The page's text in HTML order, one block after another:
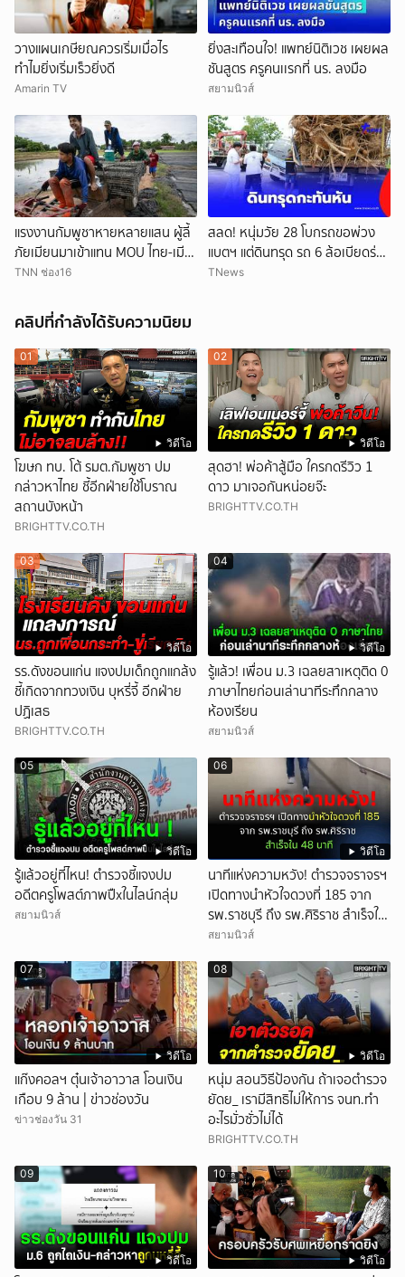
วางแผนเกษียณควรเริ่มเมื่อไร
ทำไมยิ่งเริ่มเร็วยิ่งดี
Amarin TV
ยิ่งสะเทือนใจ! แพทย์นิติเวช เผยผล
ชันสูตร ครูคนเเรกที่ นร. ลงมือ
สยามนิวส์
แรงงานกัมพูชาหายหลายแสน ผู้ลี้
ภัยเมียนมาเข้าแทน MOU ไทย-เมีย
นมาจะเปิดทางแค่ไหน
TNN ช่อง16
สลด! หนุ่มวัย 28 โบกรถขอพ่วง
แบตฯ แต่ดินทรุด รถ 6 ล้อเบียดร่าง
ดับ
TNews
คลิปที่กำลังได้รับความนิยม
วิดีโอ
01
โฆษก ทบ. โต้ รมต.กัมพูชา ปม
กล่าวหาไทย ชี้อีกฝ่ายใช้โบราณ
สถานบังหน้า
BRIGHTTV.CO.TH
วิดีโอ
02
สุดฮา! พ่อค้าสู้มือ ใครกดรีวิว 1
ดาว มาเจอกันหน่อยจ๊ะ
BRIGHTTV.CO.TH
วิดีโอ
03
รร.ดังขอนแก่น แจงปมเด็กถูกแกล้ง
ชี้เกิดจากทวงเงิน บุหรี่จี้ อีกฝ่าย
ปฏิเสธ
BRIGHTTV.CO.TH
วิดีโอ
04
รู้แล้ว! เพื่อน ม.3 เฉลยสาเหตุติด 0
ภาษาไทยก่อนเล่านาทีระทึกกลาง
ห้องเรียน
สยามนิวส์
วิดีโอ
05
รู้แล้วอยู่ที่ไหน! ตำรวจชี้แจงปม
อดีตครูโพสต์ภาพปืxในไลน์กลุ่ม
สยามนิวส์
วิดีโอ
06
นาทีแห่งความหวัง! ตำรวจจราจรฯ
เปิดทางนำหัวใจดวงที่ 185 จาก
รพ.ราชบุรี ถึง รพ.ศิริราช สำเร็จใน
48 นาที
สยามนิวส์
วิดีโอ
07
แก๊งคอลฯ ตุ๋นเจ้าอาวาส โอนเงิน
เกือบ 9 ล้าน | ข่าวช่องวัน
ข่าวช่องวัน 31
วิดีโอ
08
หนุ่ม สอนวิธีป้องกัน ถ้าเจอตำรวจ
ยัดย_ เรามีสิทธิไม่ให้การ จนท.ทำ
อะไรมั่วซั่วไม่ได้
BRIGHTTV.CO.TH
วิดีโอ
09
วิดีโอ
10